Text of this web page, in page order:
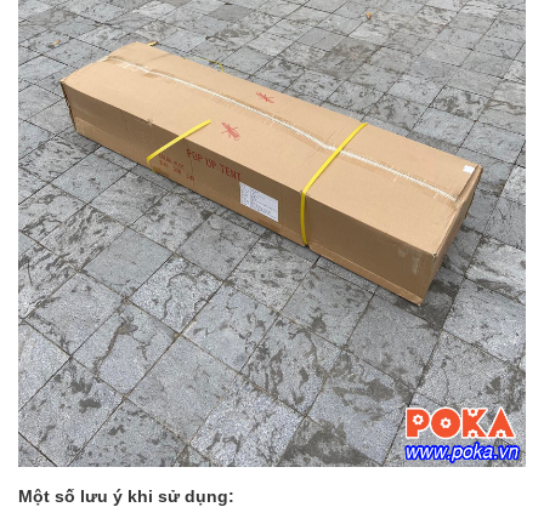
Một số lưu ý khi sử dụng: